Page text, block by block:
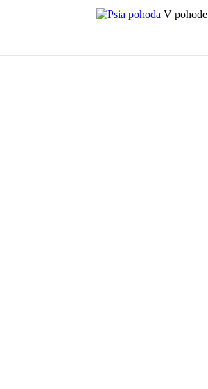
V pohode